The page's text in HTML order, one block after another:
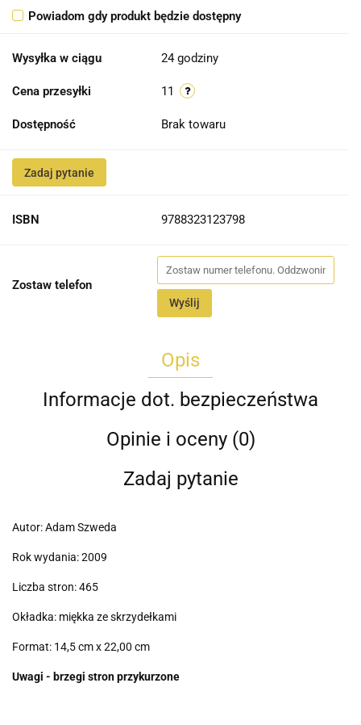
Powiadom gdy produkt będzie dostępny
Wysyłka w ciągu 24 godziny
Cena przesyłki 11
Dostępność Brak towaru
Zadaj pytanie
ISBN 9788323123798
Zostaw telefon
Wyślij
Opis
Informacje dot. bezpieczeństwa
Opinie i oceny (0)
Zadaj pytanie
Autor: Adam Szweda
Rok wydania: 2009
Liczba stron: 465
Okładka: miękka ze skrzydełkami
Format: 14,5 cm x 22,00 cm
Uwagi - brzegi stron przykurzone